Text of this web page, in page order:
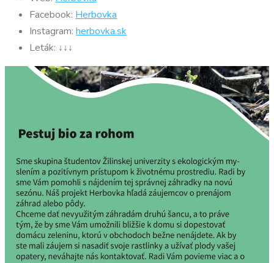
Facebook: Herbovka
Instagram: herbovka.sk
Leták: ↓↓↓